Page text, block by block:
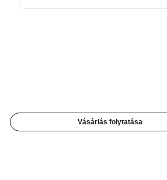
Vásárlás folytatása